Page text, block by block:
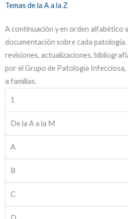
Temas de la A a la Z
A continuación y en orden alfabético
documentación sobre cada patología.
revisiones, actualizaciones,
por el Grupo de Patología
a familias.
1
De la A a la M
A
B
C